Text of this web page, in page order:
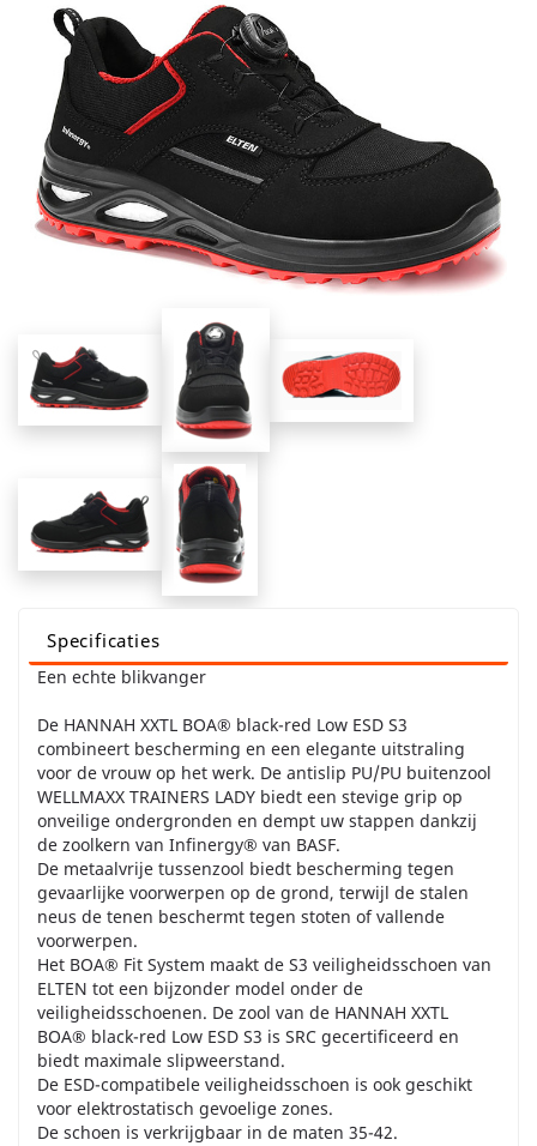
Specificaties
Een echte blikvanger
De HANNAH XXTL BOA® black-red Low ESD S3
combineert bescherming en een elegante uitstraling
voor de vrouw op het werk. De antislip PU/PU buitenzool
WELLMAXX TRAINERS LADY biedt een stevige grip op
onveilige ondergronden en dempt uw stappen dankzij
de zoolkern van Infinergy® van BASF.
De metaalvrije tussenzool biedt bescherming tegen
gevaarlijke voorwerpen op de grond, terwijl de stalen
neus de tenen beschermt tegen stoten of vallende
voorwerpen.
Het BOA® Fit System maakt de S3 veiligheidsschoen van
ELTEN tot een bijzonder model onder de
veiligheidsschoenen. De zool van de HANNAH XXTL
BOA® black-red Low ESD S3 is SRC gecertificeerd en
biedt maximale slipweerstand.
De ESD-compatibele veiligheidsschoen is ook geschikt
voor elektrostatisch gevoelige zones.
De schoen is verkrijgbaar in de maten 35-42.